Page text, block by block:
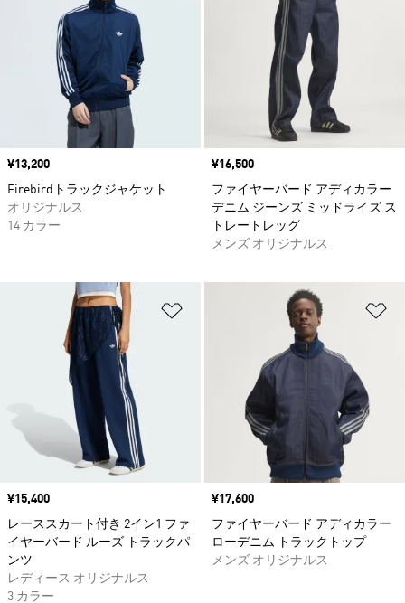
価格
¥13,200
Firebirdトラックジャケット
オリジナルス
14 カラー
価格
¥16,500
ファイヤーバード アディカラー
デニム ジーンズ ミッドライズ ス
トレートレッグ
メンズ オリジナルス
ほしいものリストに追加
価格
¥15,400
レーススカート付き 2イン1 ファ
イヤーバード ルーズ トラックパ
ンツ
レディース オリジナルス
3 カラー
価格
¥17,600
ファイヤーバード アディカラー
ローデニム トラックトップ
メンズ オリジナルス